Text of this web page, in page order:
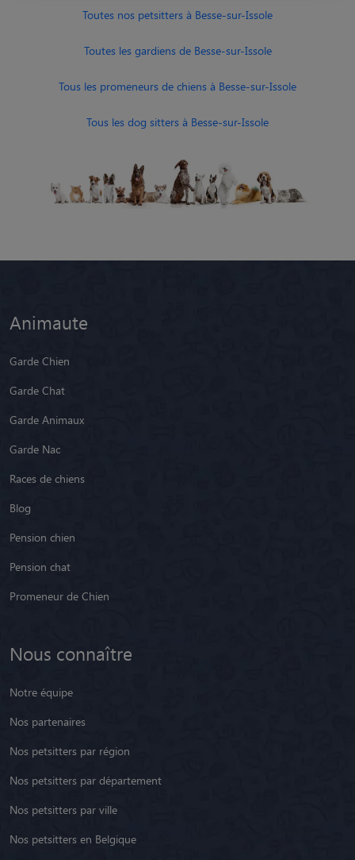
Toutes nos petsitters à Besse-sur-Issole
Toutes les gardiens de Besse-sur-Issole
Tous les promeneurs de chiens à Besse-sur-Issole
Tous les dog sitters à Besse-sur-Issole
Animaute
Garde Chien
Garde Chat
Garde Animaux
Garde Nac
Races de chiens
Blog
Pension chien
Pension chat
Promeneur de Chien
Nous connaître
Notre équipe
Nos partenaires
Nos petsitters par région
Nos petsitters par département
Nos petsitters par ville
Nos petsitters en Belgique